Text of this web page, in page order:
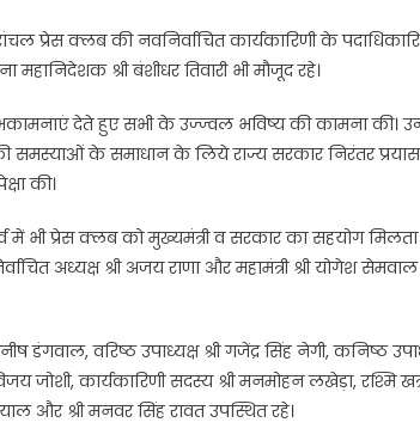
प्रेस क्लब की नवनिर्वाचित कार्यकारिणी के
श्री बंशीधर तिवारी भी मौजूद रहे।
देते हुए सभी के उज्ज्वल भविष्य की कामना की।
की समस्याओं के समाधान के लिये राज्य सरकार निरंतर
की।
में भी प्रेस क्लब को मुख्यमंत्री व सरकार का सहयोग मिलता
अध्यक्ष श्री अजय राणा और महामंत्री श्री योगेश
वरिष्ठ उपाध्यक्ष श्री गजेंद्र सिंह नेगी, कनिष्ठ
जोशी, कार्यकारिणी सदस्य श्री मनमोहन लखेड़ा, रश्मि
और श्री मनवर सिंह रावत उपस्थित रहे।